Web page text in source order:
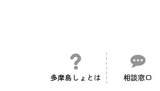
多摩島しょとは 相談窓口